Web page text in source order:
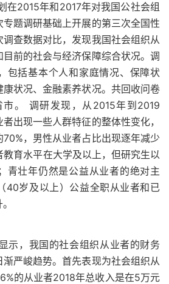
在2015年和2017年对我国公社会组
题调研基础上开展的第三次全国性
查数据对比，发现我国社会组织从
前的社会与经济保障综合状况。调
包括基本个人和家庭情况、保障状
状况、金融素养状况。共回收问卷
市。 调研发现，从2015年到2019
出现一些人群特征的整体性变化，
，男性从业者占比出现逐年减少
育水平在大学及以上，但研究生以
青壮年仍然是公益从业者的绝对主
40岁及以上）公益全职从业者和已
示，我国的社会组织从业者的财务
严峻趋势。首先表现为社会组织从
的从业者2018年总收入是在5万元